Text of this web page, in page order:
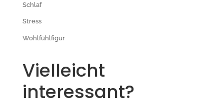
Schlaf
Stress
Wohlfühlfigur
Vielleicht
interessant?